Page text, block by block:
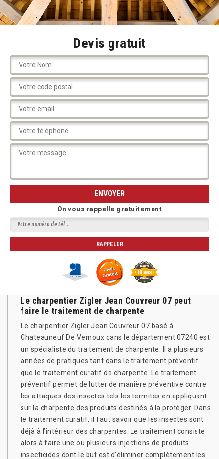
Devis gratuit
On vous rappelle gratuitement
Le charpentier Zigler Jean Couvreur 07 peut
faire le traitement de charpente
Le charpentier Zigler Jean Couvreur 07 basé à
Chateauneuf De Vernoux dans le département 07240 est
un spécialiste du traitement de charpente. Il a plusieurs
années de pratiques tant dans le traitement préventif
que le traitement curatif de charpente. Le traitement
préventif permet de lutter de manière préventive contre
les attaques des insectes tels les termites en appliquant
sur la charpente des produits destinés à la protéger. Dans
le traitement curatif, il faut savoir que les insectes sont
déjà à l’intérieur des charpentes. Le traitement consiste
alors à faire une ou plusieurs injections de produits
insecticides dont le but est d’éliminer complètement les